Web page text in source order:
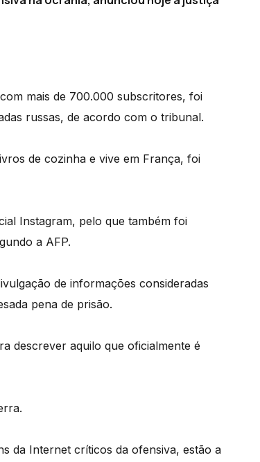
mais de 700.000 subscritores, foi
russas, de acordo com o tribunal.
de cozinha e vive em França, foi
Instagram, pelo que também foi
a AFP.
de informações consideradas
pena de prisão.
descrever aquilo que oficialmente é
da Internet críticos da ofensiva, estão a